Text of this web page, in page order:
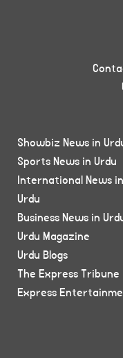
Showbiz News in
Sports News in Urdu
International News in
Urdu
Business News in
Urdu Magazine
Urdu Blogs
The Express Tribune
Express